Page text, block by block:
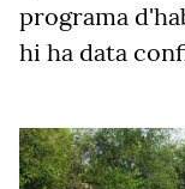
programa
hi ha data